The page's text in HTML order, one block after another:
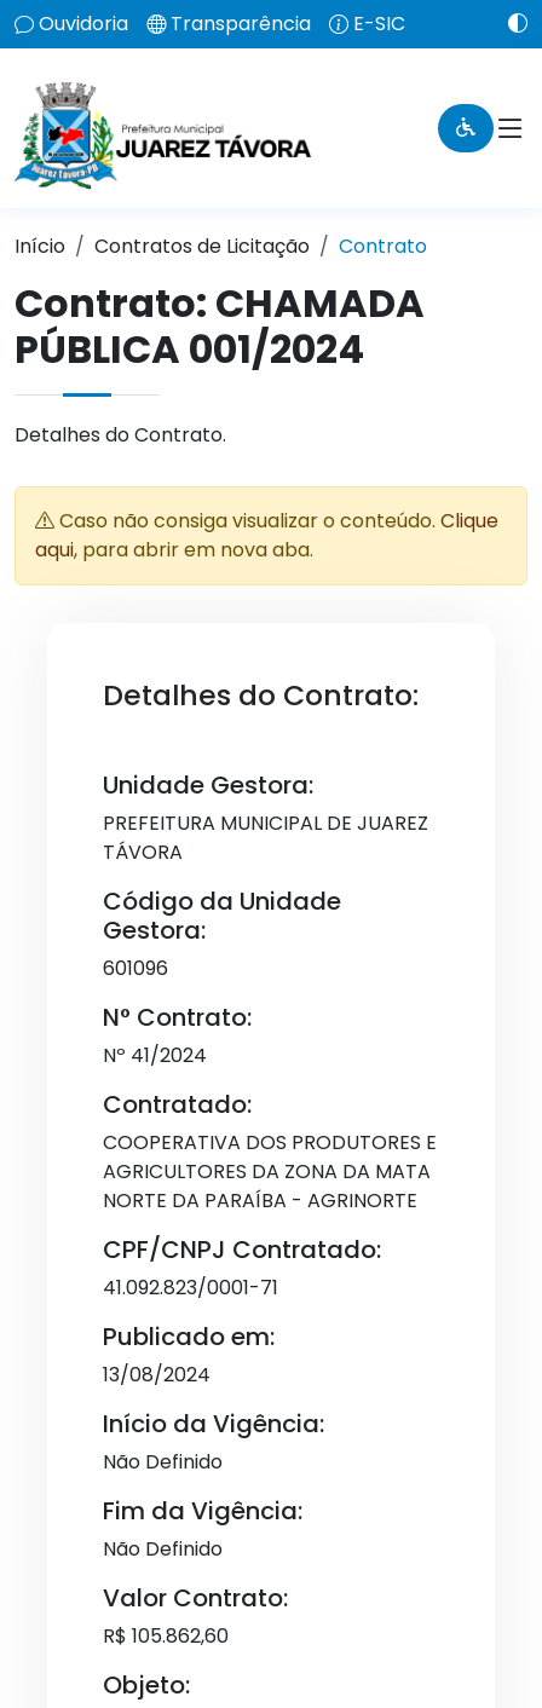
Ouvidoria Transparência E-SIC
Início Contratos de Licitação Contrato
Contrato: CHAMADA
PÚBLICA 001/2024
Detalhes do Contrato.
Caso não consiga visualizar o conteúdo. Clique
aqui, para abrir em nova aba.
Detalhes do Contrato:
Unidade Gestora:
PREFEITURA MUNICIPAL DE JUAREZ
TÁVORA
Código da Unidade
Gestora:
601096
N° Contrato:
Nº 41/2024
Contratado:
COOPERATIVA DOS PRODUTORES E
AGRICULTORES DA ZONA DA MATA
NORTE DA PARAÍBA - AGRINORTE
CPF/CNPJ Contratado:
41.092.823/0001-71
Publicado em:
13/08/2024
Início da Vigência:
Não Definido
Fim da Vigência:
Não Definido
Valor Contrato:
R$ 105.862,60
Objeto: